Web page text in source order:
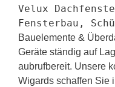
Velux
Fensterbau,
Bauelemente &
Geräte ständig auf
aubrufbereit. Unsere
Wigards schaffen Sie